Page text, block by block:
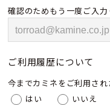
確認のためもう一度ご入力
ご利用履歴について
今までカミネをご利用さ
はい
いいえ